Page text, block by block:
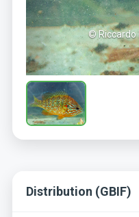
© Riccardo
Distribution (GBIF)